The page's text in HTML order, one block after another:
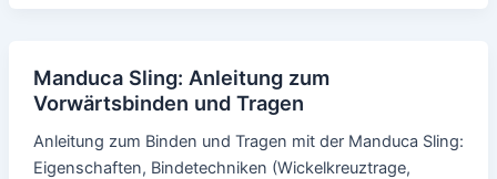
Manduca Sling: Anleitung zum
Vorwärtsbinden und Tragen
Anleitung zum Binden und Tragen mit der Manduca Sling:
Eigenschaften, Bindetechniken (Wickelkreuztrage,